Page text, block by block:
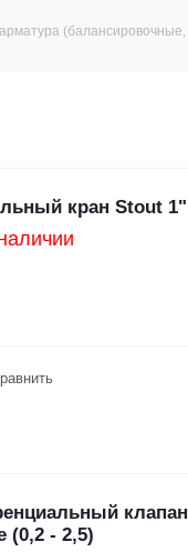
кран Stout
(0,2 - 2,5)